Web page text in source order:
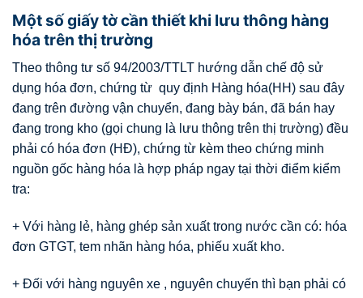
Một số giấy tờ cần thiết khi lưu thông hàng
hóa trên thị trường
Theo thông tư số 94/2003/TTLT hướng dẫn chế độ sử
dụng hóa đơn, chứng từ quy định Hàng hóa(HH) sau đây
đang trên đường vận chuyển, đang bày bán, đã bán hay
đang trong kho (gọi chung là lưu thông trên thị trường) đều
phải có hóa đơn (HĐ), chứng từ kèm theo chứng minh
nguồn gốc hàng hóa là hợp pháp ngay tại thời điểm kiểm
tra:
+ Với hàng lẻ, hàng ghép sản xuất trong nước cần có: hóa
đơn GTGT, tem nhãn hàng hóa, phiếu xuất kho.
+ Đối với hàng nguyên xe , nguyên chuyến thì bạn phải có